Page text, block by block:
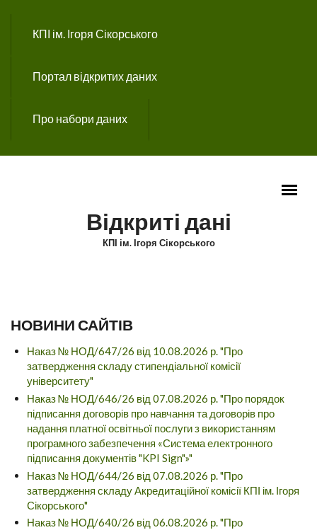
КПІ ім. Ігоря Сікорського
Портал відкритих даних
Про набори даних
Відкриті дані
КПІ ім. Ігоря Сікорського
НОВИНИ САЙТІВ
Наказ № НОД/647/26 від 10.08.2026 р. "Про
затвердження складу стипендіальної комісії
університету"
Наказ № НОД/646/26 від 07.08.2026 р. "Про порядок
підписання договорів про навчання та договорів про
надання платної освітньої послуги з використанням
програмного забезпечення «Система електронного
підписання документів "KPI Sign"»"
Наказ № НОД/644/26 від 07.08.2026 р. "Про
затвердження складу Акредитаційної комісії КПІ ім. Ігоря
Сікорського"
Наказ № НОД/640/26 від 06.08.2026 р. "Про